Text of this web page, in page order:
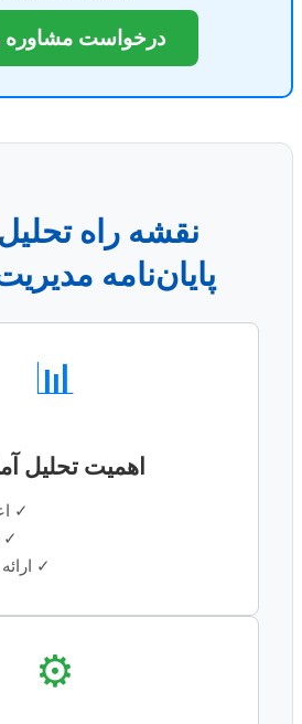
درخواست مشاوره
نقشه راه
پایان‌نامه
📊
اهمیت تحلیل
✓
✓
✓
⚙️